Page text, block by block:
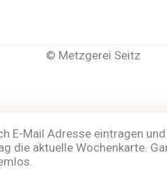
E-Mail Adresse eintragen
die aktuelle Wochenkarte.
© Metzgerei Seitz